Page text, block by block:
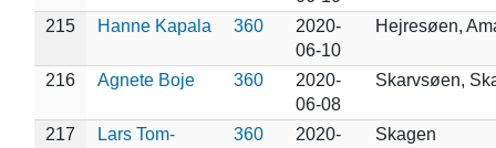
215 Hanne Kapala 360
2020-
06-10
Hejresøen,
216 Agnete Boje 360
2020-
06-08
Skarvsøen,
217
Lars Tom-
360
2020-
Skagen